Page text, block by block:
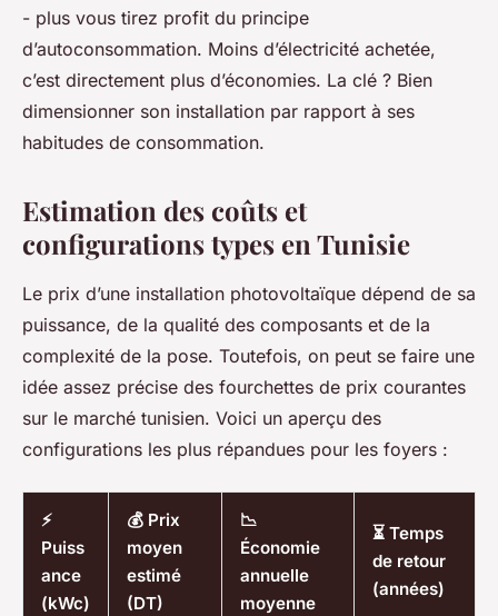
- plus vous tirez profit du principe
d’autoconsommation. Moins d’électricité achetée,
c’est directement plus d’économies. La clé ? Bien
dimensionner son installation par rapport à ses
habitudes de consommation.
Estimation des coûts et
configurations types en Tunisie
Le prix d’une installation photovoltaïque dépend de sa
puissance, de la qualité des composants et de la
complexité de la pose. Toutefois, on peut se faire une
idée assez précise des fourchettes de prix courantes
sur le marché tunisien. Voici un aperçu des
configurations les plus répandues pour les foyers :
⚡
Puiss
ance
(kWc)
💰 Prix
moyen
estimé
(DT)
📉
Économie
annuelle
moyenne
⏳ Temps
de retour
(années)